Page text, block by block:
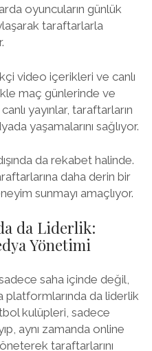
oyuncuların günlük
taraftarlarla
video içerikleri ve canlı
maç günlerinde ve
yayınlar, taraftarların
yaşamalarını sağlıyor.
da rekabet halinde.
daha derin bir
sunmayı amaçlıyor.
da Liderlik:
Yönetimi
saha içinde değil,
platformlarında da liderlik
kulüpleri, sadece
aynı zamanda online
taraftarlarını